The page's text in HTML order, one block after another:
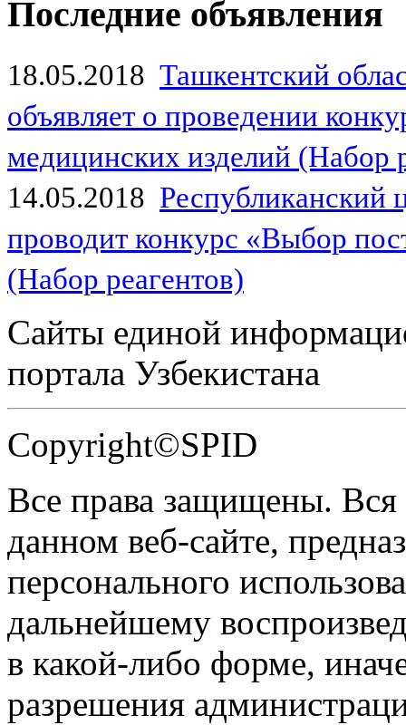
Последние объявления
18.05.2018 Ташкентский
объявляет о проведении
медицинских изделий (Набор
14.05.2018
проводит конкурс «Выбор
(Набор реагентов)
Сайты единой
портала Узбекистана
Copyright©SPID
Все права защищены.
данном веб-сайте,
персонального
дальнейшему
в какой-либо форме,
разрешения